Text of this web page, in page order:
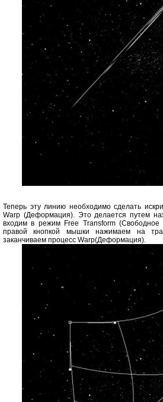
Теперь эту линию необходимо сделать
Warp (Деформация). Это делается путем
входим в режим Free Transform (Свободное
правой кнопкой мышки нажимаем на
заканчиваем процесс Warp(Деформация).